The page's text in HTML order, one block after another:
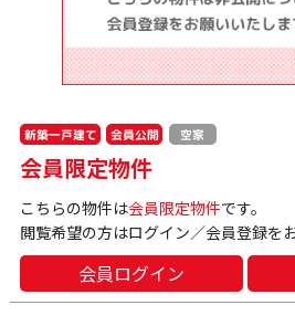
新築一戸建て 会員公開 空家
会員限定物件
こちらの物件は会員限定物件です。
閲覧希望の方はログイン／会員登録を
会員ログイン